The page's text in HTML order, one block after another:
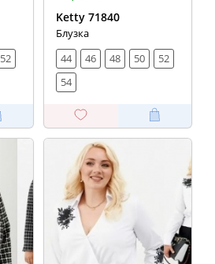
52
Ketty 71840
Блузка
44
46 48 50
52
54